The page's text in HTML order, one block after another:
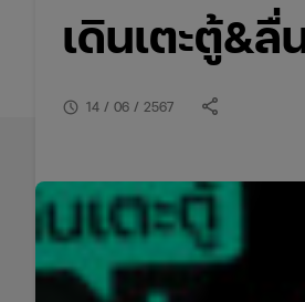
เดินเตะตู้&
schedule 14 / 06 / 2567 share